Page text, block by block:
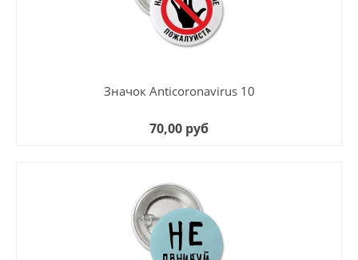
Значок Anticoronavirus 10
70,00 руб